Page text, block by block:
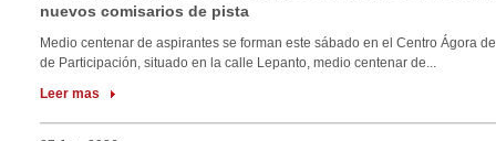
nuevos comisarios de pista
Medio centenar de aspirantes se forman este sábado en el Centro Ágora
de Participación, situado en la calle Lepanto, medio centenar de...
Leer mas